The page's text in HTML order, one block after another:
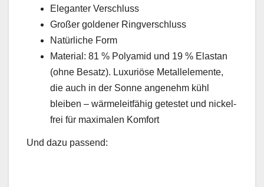
Ele­gan­ter Ver­schluss
Großer gold­en­er Ringver­schluss
Natür­liche Form
Mate­r­i­al: 81 % Polyamid und 19 % Elas­tan
(ohne Besatz). Lux­u­riöse Met­al­lele­mente,
die auch in der Sonne angenehm kühl
bleiben – wärmeleit­fähig getestet und nick­el­
frei für max­i­malen Kom­fort
Und dazu passend: